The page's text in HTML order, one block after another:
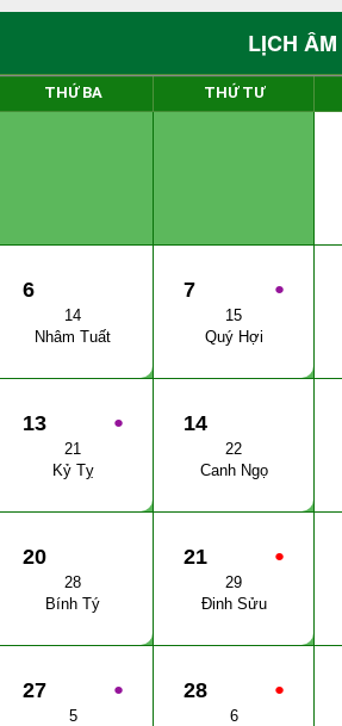
LỊCH
THỨ BA THỨ TƯ
6
14
Nhâm Tuất
●
7
15
Quý Hợi
●
13
21
Kỷ Tỵ
14
22
Canh Ngọ
20
28
Bính Tý
●
21
29
Đinh Sửu
●
27
5
●
28
6